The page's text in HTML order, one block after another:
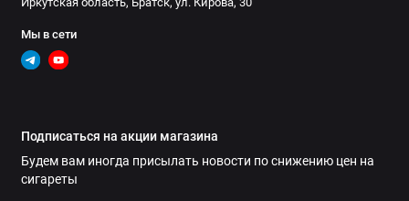
Мы в сети
Подписаться на акции магазина
Будем вам иногда присылать новости по снижению цен на
сигареты